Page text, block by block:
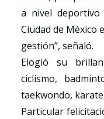
a nivel
Ciudad de México
gestión”, señaló.
Elogió su
ciclismo,
taekwondo,
Particular